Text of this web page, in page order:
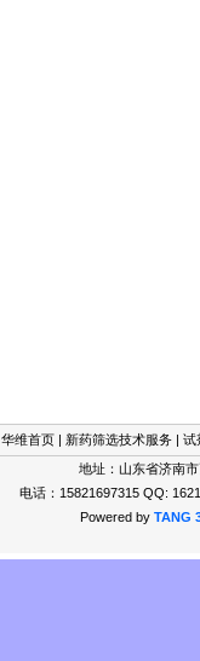
华维首页 | 新药筛选技术服务 | 试
地址：山东省济南
电话：15821697315 QQ:
Powered by TANG